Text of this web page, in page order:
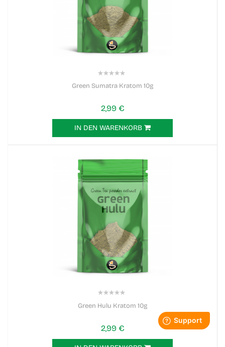
Green Sumatra Kratom 10g
2,99 €
IN DEN WARENKORB
Green Hulu Kratom 10g
2,99 €